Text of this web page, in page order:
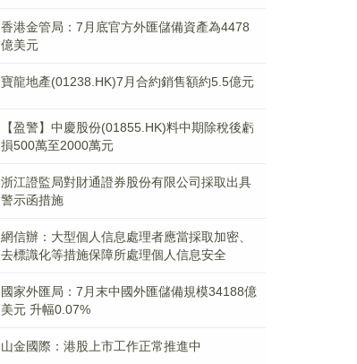
香港金管局：7月底官方外匯儲備資產為4478
億美元
寶龍地產(01238.HK)7月合約銷售額約5.5億元
【盈警】中慶股份(01855.HK)料中期除稅後虧
損500萬至2000萬元
浙江證監局對財通證券股份有限公司採取出具
警示函措施
網信辦：大型個人信息處理者應當採取加密、
去標識化等措施保障所處理個人信息安全
國家外匯局：7月末中國外匯儲備規模34188億
美元 升幅0.07%
山金國際：港股上市工作正常推進中